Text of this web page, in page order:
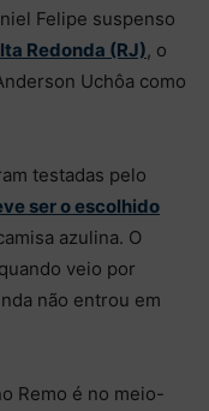
Felipe suspenso
Redonda (RJ), o
Uchôa como
testadas pelo
ser o escolhido
azulina. O
veio por
não entrou em
Remo é no meio-